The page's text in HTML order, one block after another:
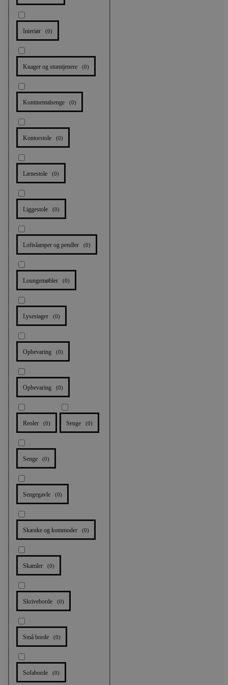
Interiør (0)
Knager og stumtjenere (0)
Kontinentalsenge (0)
Kontorstole (0)
Lænestole (0)
Liggestole (0)
Loftslamper og pendler (0)
Loungemøbler (0)
Lysestager (0)
Opbevaring (0)
Opbevaring (0)
Reoler (0) Senge (0)
Senge (0)
Sengegavle (0)
Skænke og kommoder (0)
Skamler (0)
Skriveborde (0)
Små borde (0)
Sofaborde (0)